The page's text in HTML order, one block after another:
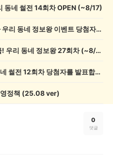
동네 썰전 14회차 OPEN (~8/17)
💰[당첨자 발표] 26회차 우리 동네 정보왕 이벤트 당첨자를 발표합니다!
💸 전원 2,000캐시 지급! 우리 동네 정보왕 27회차 (~8/10)
💰[당첨자 발표] 우리 동네 썰전 12회차 당첨자를 발표합니다!
영정책 (25.08 ver)
0
댓글